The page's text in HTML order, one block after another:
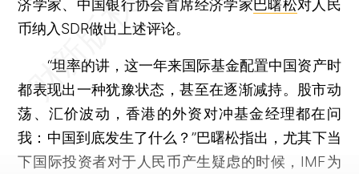
济学家、中国银行协会首席经济学家巴曙松对人民
币纳入SDR做出上述评论。
“坦率的讲，这一年来国际基金配置中国资产时
都表现出一种犹豫状态，甚至在逐渐减持。股市动
荡、汇价波动，香港的外资对冲基金经理都在问
我：中国到底发生了什么？”巴曙松指出，尤其下当
下国际投资者对于人民币产生疑虑的时候，IMF为